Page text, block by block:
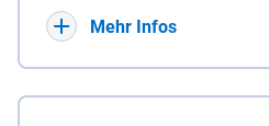
die Deichbehörde durch
laufenden Monitoringjahr.
Mehr Infos